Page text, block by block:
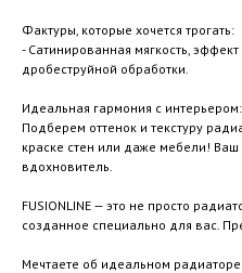
Фактуры, которые хочется трогать:
- Сатинированная мягкость,
дробеструйной обработки.
Идеальная гармония с интерьером:
Подберем оттенок и текстуру
краске стен или даже мебели!
вдохновитель.
FUSIONLINE — это не просто
созданное специально для вас.
Мечтаете об идеальном